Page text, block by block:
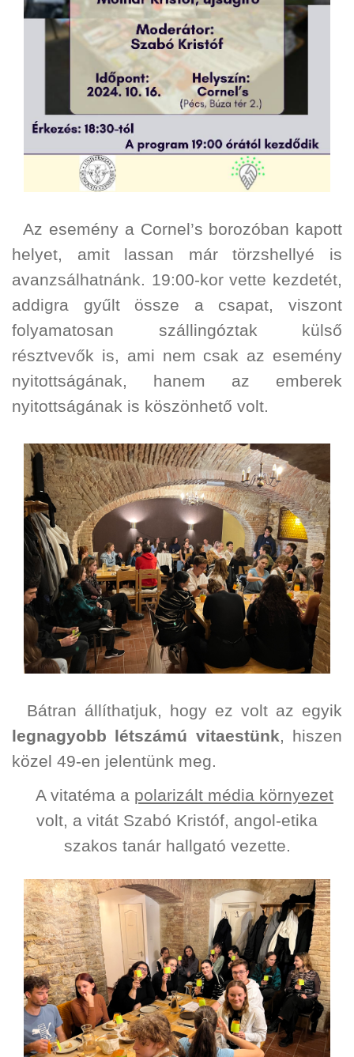
Az esemény a Cornel’s borozóban kapott
helyet, amit lassan már törzshellyé is
avanzsálhatnánk. 19:00-kor vette kezdetét,
addigra gyűlt össze a csapat, viszont
folyamatosan szállingóztak külső
résztvevők is, ami nem csak az esemény
nyitottságának, hanem az emberek
nyitottságának is köszönhető volt.
Bátran állíthatjuk, hogy ez volt az egyik
legnagyobb létszámú vitaestünk, hiszen
közel 49-en jelentünk meg.
A vitatéma a polarizált média környezet
volt, a vitát Szabó Kristóf, angol-etika
szakos tanár hallgató vezette.